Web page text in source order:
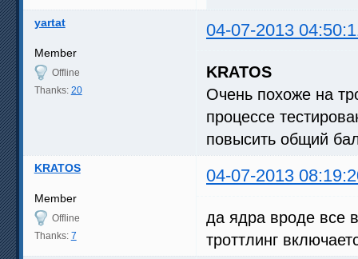
yartat 04-07-2013
Member
Offline
Thanks: 20
KRATOS
Очень похоже на
процессе
повысить общий
KRATOS 04-07-2013
Member
Offline
Thanks: 7
да ядра вроде все
троттлинг